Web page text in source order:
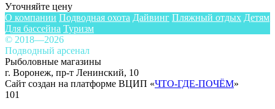
Уточняйте цену
О компании Подводная охота Дайвинг Пляжный отдых Детям
Для бассейна Туризм
© 2018—2026
Подводный арсенал
Рыболовные магазины
г. Воронеж, пр-т Ленинский, 10
Сайт создан на платформе ВЦИП «ЧТО-ГДЕ-ПОЧЁМ»
101